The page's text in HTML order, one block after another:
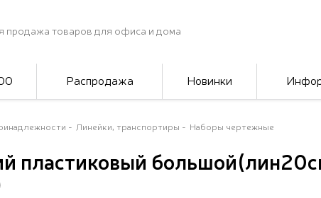
продажа товаров для офиса и дома
Распродажа Новинки
Линейки, транспортиры Наборы чертежные
пластиковый